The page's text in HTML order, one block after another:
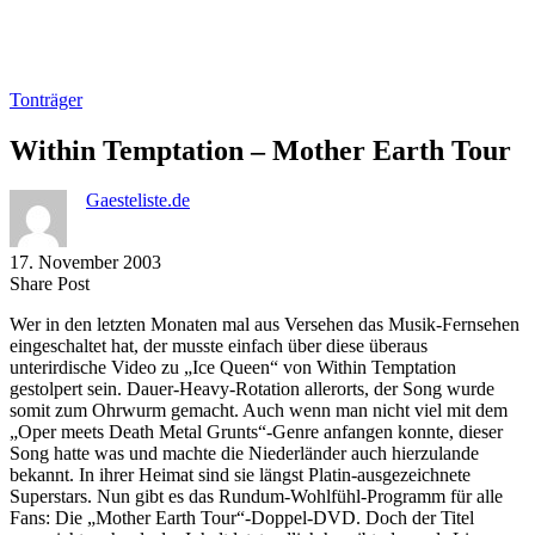
Tonträger
Within Temptation – Mother Earth Tour
Gaesteliste.de
17. November 2003
Share PostShare
Facebook
Copy
to
clipboard
Send
via
eMail
Wer in den letzten Monaten mal aus Versehen das Musik-Fernsehen
eingeschaltet hat, der musste einfach über diese überaus
unterirdische Video zu „Ice Queen“ von Within Temptation
gestolpert sein. Dauer-Heavy-Rotation allerorts, der Song wurde
somit zum Ohrwurm gemacht. Auch wenn man nicht viel mit dem
„Oper meets Death Metal Grunts“-Genre anfangen konnte, dieser
Song hatte was und machte die Niederländer auch hierzulande
bekannt. In ihrer Heimat sind sie längst Platin-ausgezeichnete
Superstars. Nun gibt es das Rundum-Wohlfühl-Programm für alle
Fans: Die „Mother Earth Tour“-Doppel-DVD. Doch der Titel